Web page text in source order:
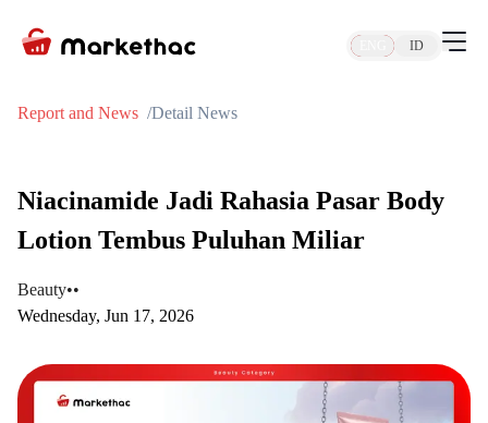
ID
Report and News Detail News
Niacinamide Jadi Rahasia Pasar Body
Lotion Tembus Puluhan Miliar
Beauty••
Wednesday, Jun 17, 2026